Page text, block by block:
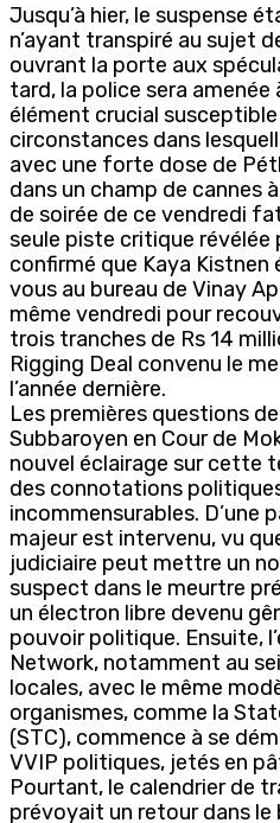
Jusqu’à hier, le suspense
n’ayant transpiré au sujet
ouvrant la porte aux
tard, la police sera
élément crucial susceptible
circonstances dans
avec une forte dose de
dans un champ de cannes
de soirée de ce vendredi
seule piste critique révélée
confirmé que Kaya Kistnen
vous au bureau de Vinay
même vendredi pour
trois tranches de Rs 14
Rigging Deal convenu le
l’année dernière.
Les premières questions
Subbaroyen en Cour de
nouvel éclairage sur cette
des connotations
incommensurables. D’une
majeur est intervenu, vu
judiciaire peut mettre un
suspect dans le meurtre
un électron libre devenu
pouvoir politique. Ensuite,
Network, notamment au
locales, avec le même
organismes, comme la
(STC), commence à se
VVIP politiques, jetés en
Pourtant, le calendrier de
prévoyait un retour dans